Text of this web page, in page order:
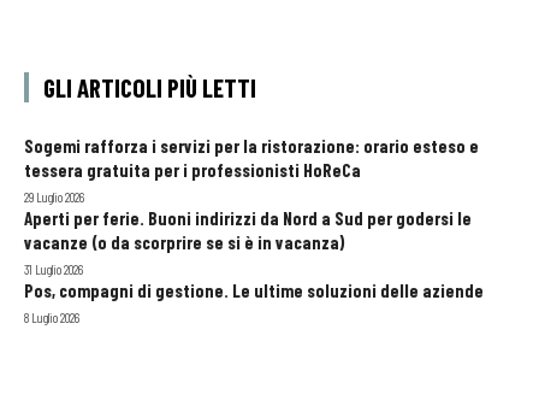
GLI ARTICOLI PIÙ LETTI
Sogemi rafforza i servizi per la ristorazione: orario esteso e
tessera gratuita per i professionisti HoReCa
29 Luglio 2026
Aperti per ferie. Buoni indirizzi da Nord a Sud per godersi le
vacanze (o da scorprire se si è in vacanza)
31 Luglio 2026
Pos, compagni di gestione. Le ultime soluzioni delle aziende
8 Luglio 2026